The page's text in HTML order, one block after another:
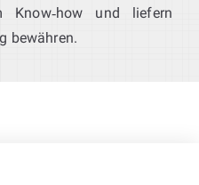
Know‑how und liefern
bewähren.